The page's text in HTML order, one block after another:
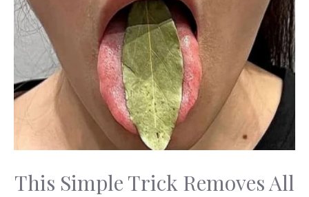
This Simple Trick Removes All